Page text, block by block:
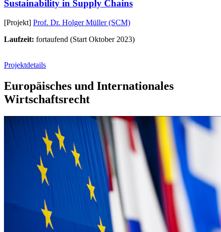
Sustainability in Supply Chains
[Projekt] Prof. Dr. Holger Müller (SCM)
Laufzeit: fortaufend (Start Oktober 2023)
Projektdetails
Europäisches und Internationales
Wirtschaftsrecht